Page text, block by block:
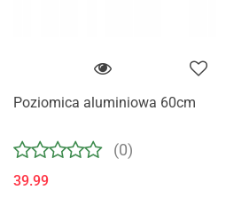
Poziomica aluminiowa 60cm
(0)
39.99